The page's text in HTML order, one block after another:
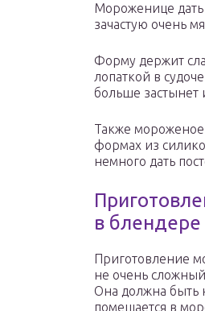
Мороженице
зачастую очень
Форму держит
лопаткой в
больше застынет
Также мороженое
формах из
немного дать
в блендере
Приготовление
не очень
Она должна быть
помещается в